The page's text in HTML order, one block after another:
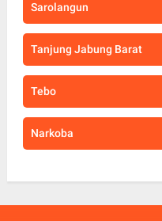
Sarolangun
Tanjung Jabung Barat
Tebo
Narkoba